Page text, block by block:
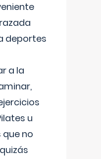
deportes
a la
u
no